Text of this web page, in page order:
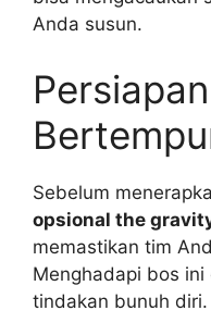
Anda susun.
Sebelum
opsional the
memastikan tim
Menghadapi bos
tindakan bunuh diri.